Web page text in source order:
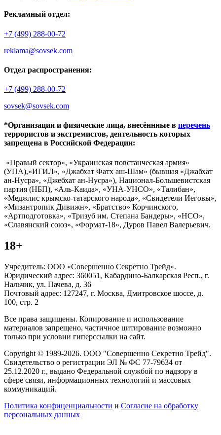
Рекламный отдел:
+7 (499) 288-00-72
reklama@sovsek.com
Отдел распространения:
+7 (499) 288-00-72
sovsek@sovsek.com
*Организации и физические лица, внесённные в перечень
террористов и экстремистов, деятельность которых
запрещена в Российской Федерации:
«Правый сектор», «Украинская повстанческая армия»
(УПА),«ИГИЛ», «Джабхат Фатх аш-Шам» (бывшая «Джабхат
ан-Нусра», «Джебхат ан-Нусра»), Национал-Большевистская
партия (НБП), «Аль-Каида», «УНА-УНСО», «Талибан»,
«Меджлис крымско-татарского народа», «Свидетели Иеговы»,
«Мизантропик Дивижн», «Братство» Корчинского,
«Артподготовка», «Тризуб им. Степана Бандеры», «НСО»,
«Славянский союз», «Формат-18», Дуров Павел Валерьевич.
18+
Учредитель: ООО «Совершенно Секретно Трейд».
Юридический адрес: 360051, Кабардино-Балкарская Респ., г.
Нальчик, ул. Пачева, д. 36
Почтовый адрес: 127247, г. Москва, Дмитровское шоссе, д.
100, стр. 2
Все права защищены. Копирование и использование
материалов запрещено, частичное цитирование возможно
только при условии гиперссылки на сайт.
Copyright © 1989-2026. ООО "Совершенно Секретно Трейд".
Свидетельство о регистрации ЭЛ № ФС 77-79634 от
25.12.2020 г., выдано Федеральной службой по надзору в
сфере связи, информационных технологий и массовых
коммуникаций.
Политика конфиценциальности и Согласие на обработку
персональных данных